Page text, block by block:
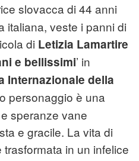
slovacca di 44 anni
italiana, veste i panni di
di Letizia Lamartire
e bellissimi’ in
Internazionale della
personaggio è una
speranze vane
e gracile. La vita di
in un infelice